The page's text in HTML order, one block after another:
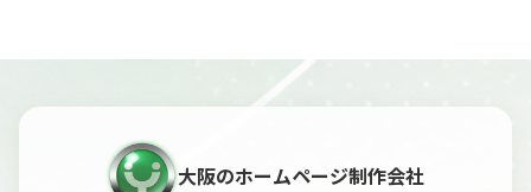
大阪のホームページ制作会社